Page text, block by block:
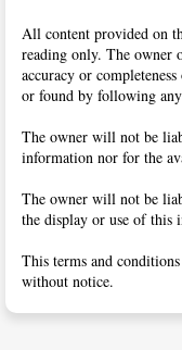
All content provided on
reading only. The owner
accuracy or
or found by following
The owner will not be
information nor for the
The owner will not be
the display or use of this
This terms and
without notice.